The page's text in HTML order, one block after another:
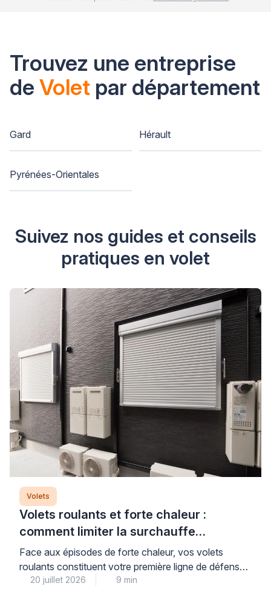
Trouvez une entreprise
de Volet par département
Gard Hérault
Pyrénées-Orientales
Suivez nos guides et conseils
pratiques en volet
Volets
Volets roulants et forte chaleur :
comment limiter la surchauffe
efficacement
Face aux épisodes de forte chaleur, vos volets
roulants constituent votre première ligne de défense,
à condition de bien les choisir et de les utiliser
20 juillet 2026 9 min